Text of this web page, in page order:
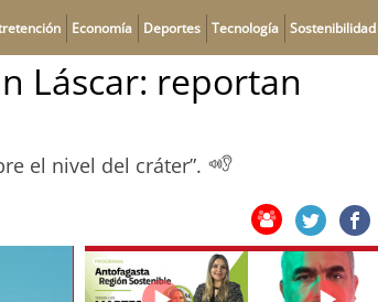
Economía Deportes Tecnología Sostenibilidad
Láscar: reportan
el nivel del cráter”.